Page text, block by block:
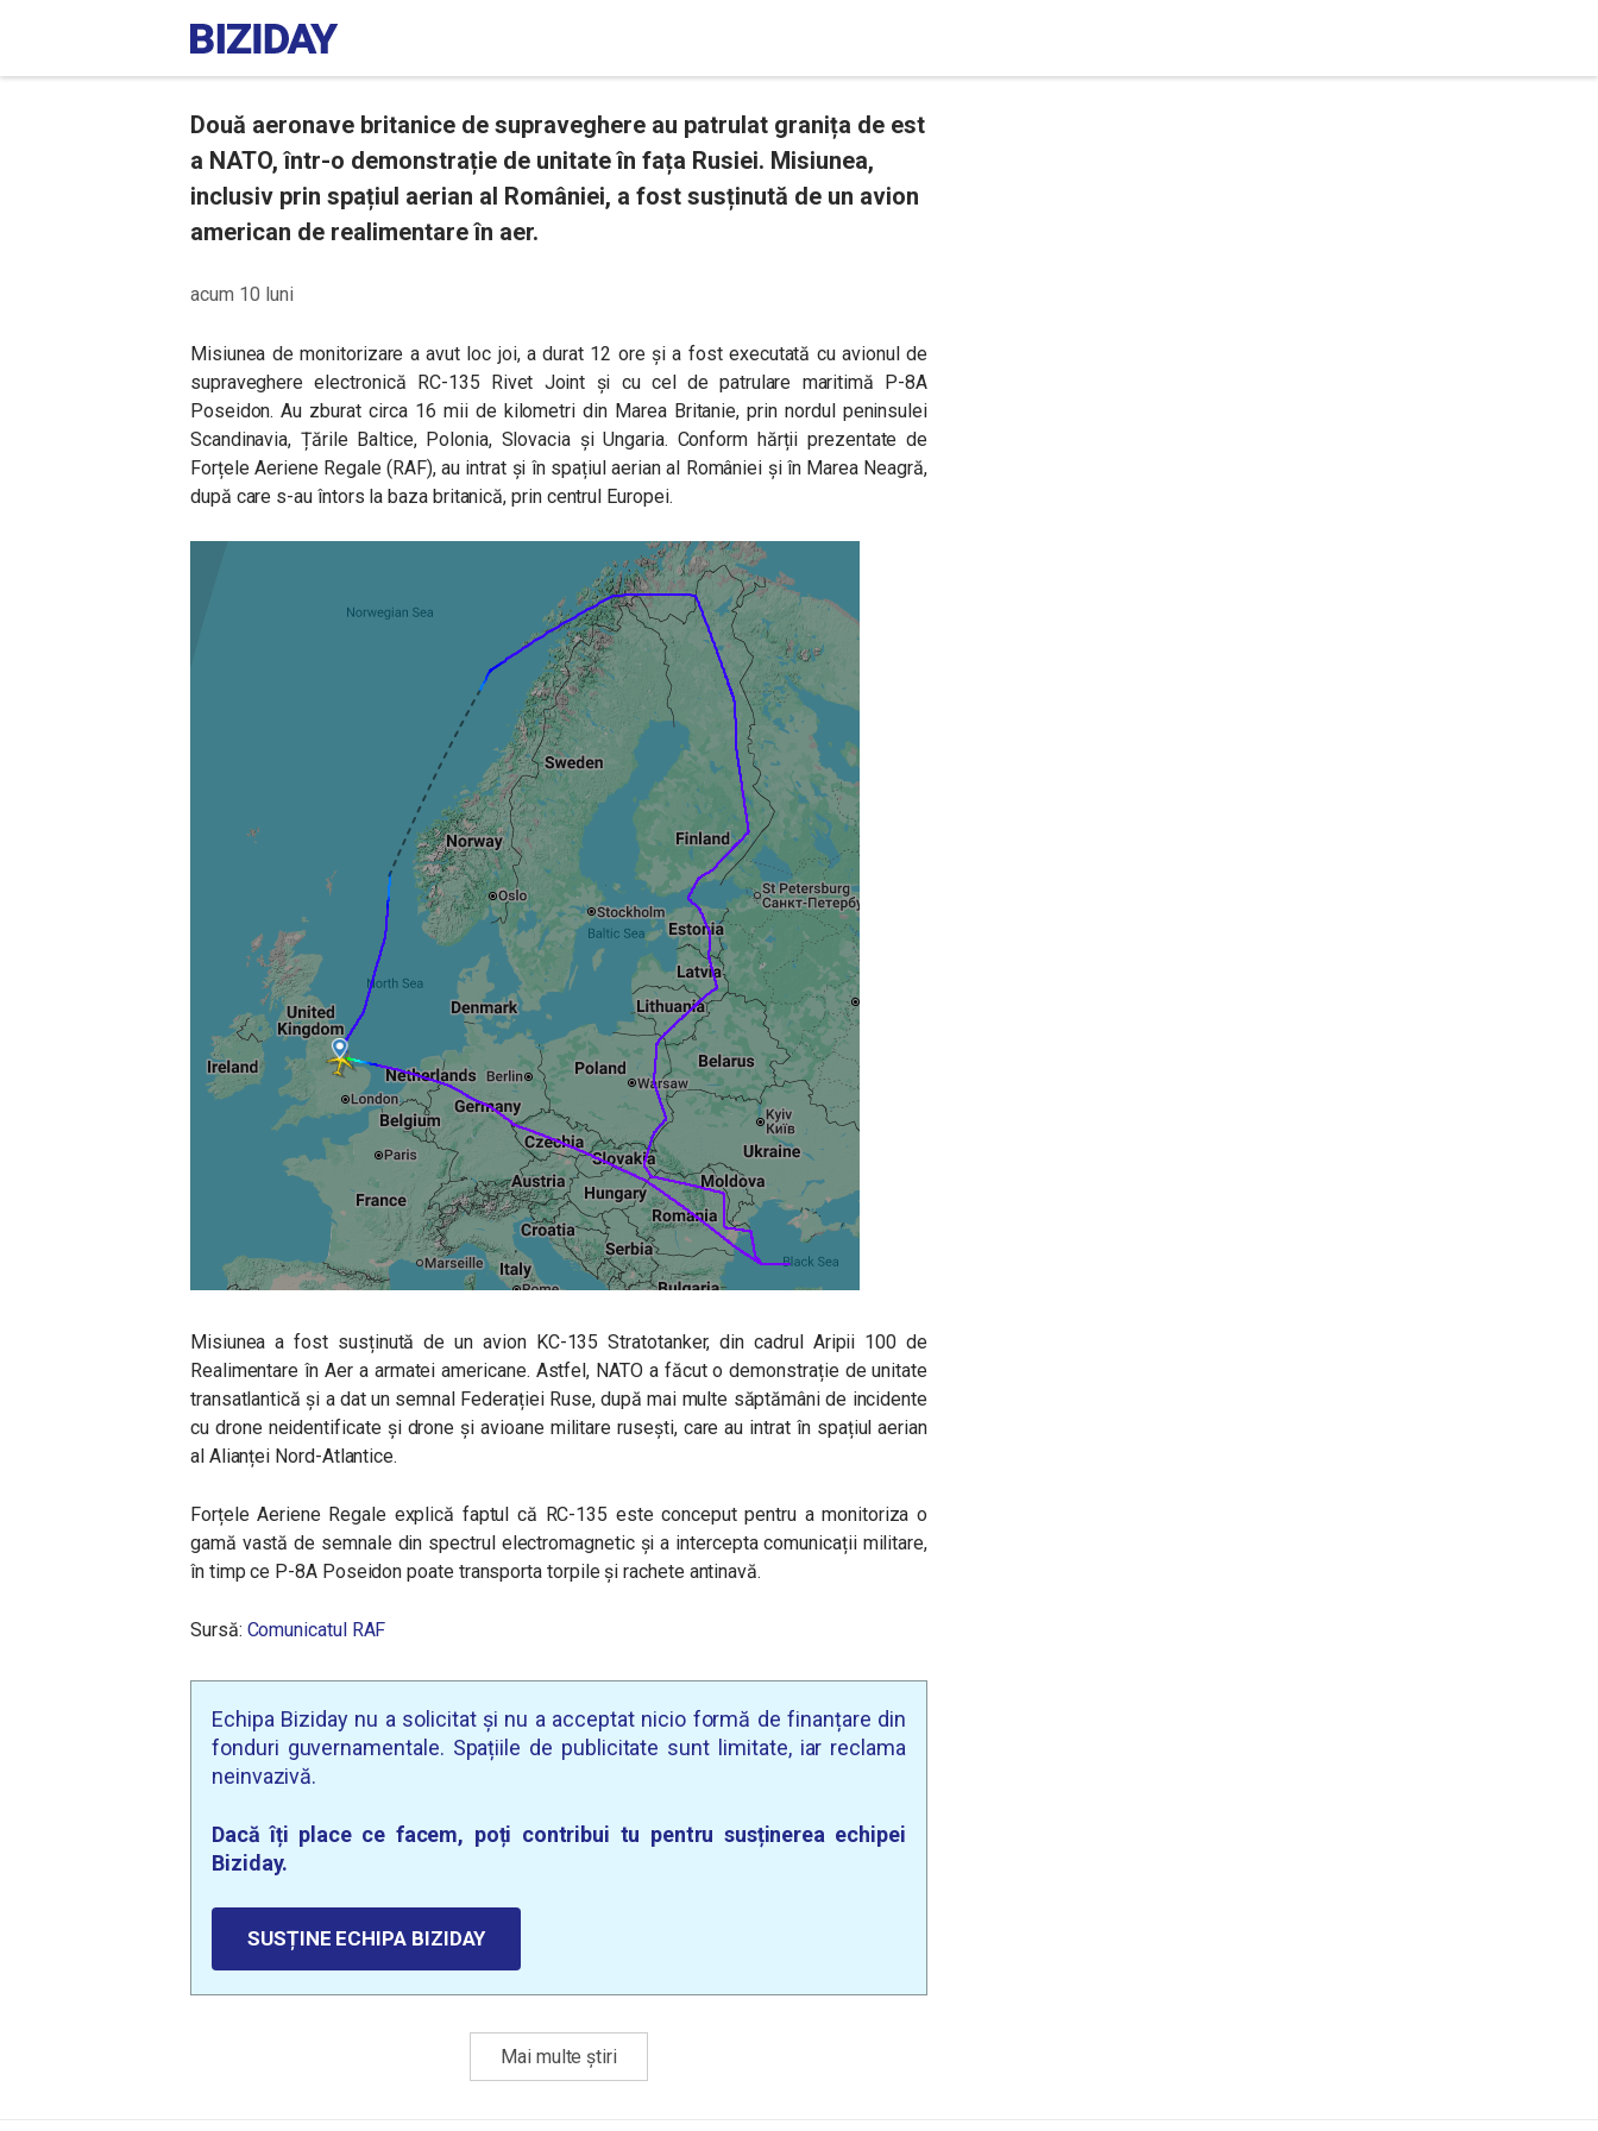
Două aeronave britanice de supraveghere au patrulat granița de est
a NATO, într-o demonstrație de unitate în fața Rusiei. Misiunea,
inclusiv prin spațiul aerian al României, a fost susținută de un avion
american de realimentare în aer.
acum 10 luni
Misiunea de monitorizare a avut loc joi, a durat 12 ore și a fost executată cu avionul de
supraveghere electronică RC-135 Rivet Joint și cu cel de patrulare maritimă P-8A
Poseidon. Au zburat circa 16 mii de kilometri din Marea Britanie, prin nordul peninsulei
Scandinavia, Țările Baltice, Polonia, Slovacia și Ungaria. Conform hărții prezentate de
Forțele Aeriene Regale (RAF), au intrat și în spațiul aerian al României și în Marea Neagră,
după care s-au întors la baza britanică, prin centrul Europei.
Misiunea a fost susținută de un avion KC-135 Stratotanker, din cadrul Aripii 100 de
Realimentare în Aer a armatei americane. Astfel, NATO a făcut o demonstrație de unitate
transatlantică și a dat un semnal Federației Ruse, după mai multe săptămâni de incidente
cu drone neidentificate și drone și avioane militare rusești, care au intrat în spațiul aerian
al Alianței Nord-Atlantice.
Forțele Aeriene Regale explică faptul că RC-135 este conceput pentru a monitoriza o
gamă vastă de semnale din spectrul electromagnetic și a intercepta comunicații militare,
în timp ce P-8A Poseidon poate transporta torpile și rachete antinavă.
Sursă: Comunicatul RAF
Echipa Biziday nu a solicitat și nu a acceptat nicio formă de finanțare din
fonduri guvernamentale. Spațiile de publicitate sunt limitate, iar reclama
neinvazivă.
Dacă îți place ce facem, poți contribui tu pentru susținerea echipei
Biziday.
SUSȚINE ECHIPA BIZIDAY
Mai multe știri